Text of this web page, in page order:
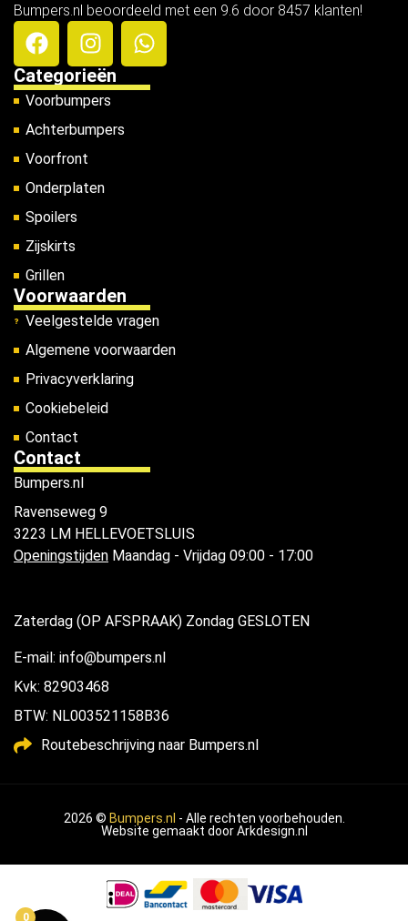
Bumpers.nl beoordeeld met een 9.6 door 8457 klanten!
Categorieën
Voorbumpers
Achterbumpers
Voorfront
Onderplaten
Spoilers
Zijskirts
Grillen
Voorwaarden
Veelgestelde vragen
Algemene voorwaarden
Privacyverklaring
Cookiebeleid
Contact
Contact
Bumpers.nl
Ravenseweg 9
3223 LM HELLEVOETSLUIS
Openingstijden Maandag - Vrijdag 09:00 - 17:00
Zaterdag (OP AFSPRAAK) Zondag GESLOTEN
E-mail: info@bumpers.nl
Kvk: 82903468
BTW: NL003521158B36
Routebeschrijving naar Bumpers.nl
2026 © Bumpers.nl - Alle rechten voorbehouden.
Website gemaakt doorArkdesign.nl
0